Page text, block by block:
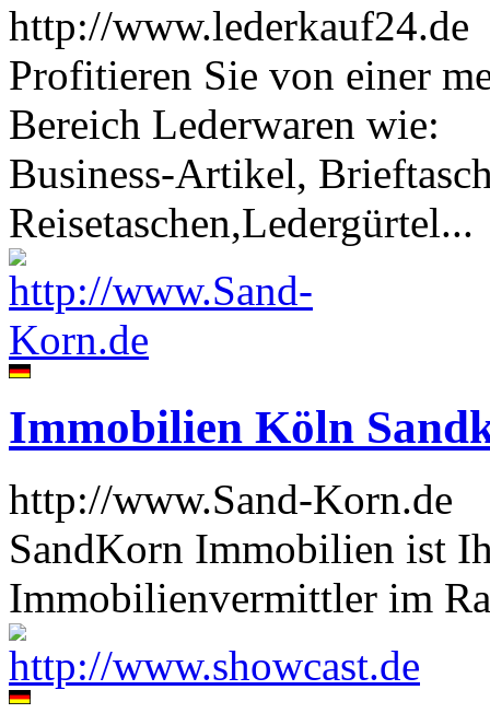
http://www.lederkauf24.de
Profitieren Sie von einer
Bereich Lederwaren wie:
Business-Artikel,
Reisetaschen,Ledergürtel...
Immobilien Köln
http://www.Sand-Korn.de
SandKorn Immobilien ist
Immobilienvermittler im